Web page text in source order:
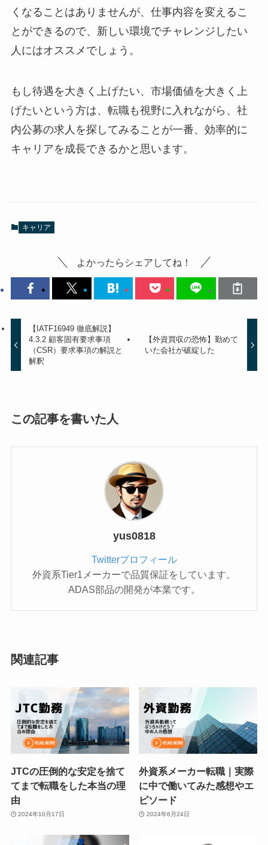
くなることはありませんが、仕事内容を変えるこ
とができるので、新しい環境でチャレンジしたい
人にはオススメでしょう。
もし待遇を大きく上げたい、市場価値を大きく上
げたいという方は、転職も視野に入れながら、社
内公募の求人を探してみることが一番、効率的に
キャリアを成長できるかと思います。
キャリア
よかったらシェアしてね！
【IATF16949 徹底解説】
4.3.2 顧客固有要求事項
（CSR）要求事項の解説と
解釈
【外資買収の恐怖】勤めて
いた会社が破綻した
この記事を書いた人
yus0818
Twitterプロフィール
外資系Tier1メーカーで品質保証をしています。
ADAS部品の開発が本業です。
関連記事
JTCの圧倒的な安定を捨て
てまで転職をした本当の理
由
2024年10月17日
外資系メーカー転職｜実際
に中で働いてみた感想やエ
ピソード
2024年6月24日